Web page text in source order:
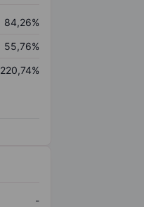
84,26%
55,76%
220,74%
-